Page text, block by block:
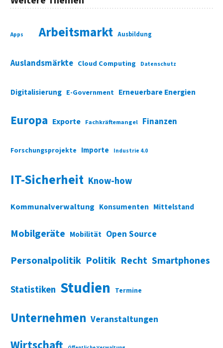
Apps Arbeitsmarkt Ausbildung
Auslandsmärkte Cloud Computing Datenschutz
Digitalisierung E-Government Erneuerbare Energien
Europa Exporte Fachkräftemangel Finanzen
Forschungsprojekte Importe Industrie 4.0
IT-Sicherheit Know-how
Kommunalverwaltung Konsumenten Mittelstand
Mobilgeräte Mobilität Open Source
Personalpolitik Politik Recht Smartphones
Statistiken Studien Termine
Unternehmen Veranstaltungen